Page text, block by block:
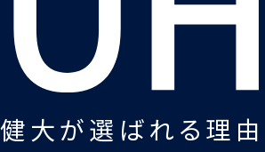
健大が選ばれる理由